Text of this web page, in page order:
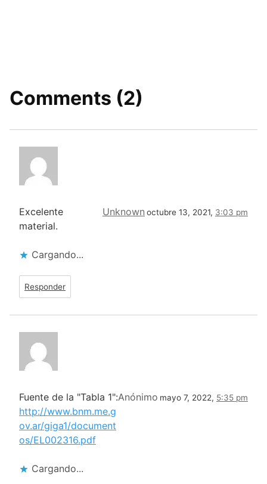
Comments (2)
Unknown octubre 13, 2021, 3:03 pm
Excelente
material.
Cargando...
Responder
Anónimo mayo 7, 2022, 5:35 pm
Fuente de la "Tabla 1":
http://www.bnm.me.g
ov.ar/giga1/document
os/EL002316.pdf
Cargando...